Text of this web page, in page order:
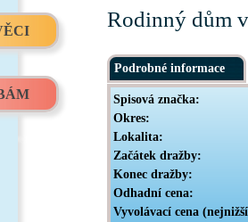
Rodinný dům
Podrobné informace
Spisová značka:
Okres:
Lokalita:
Začátek dražby:
Konec dražby:
Odhadní cena:
Vyvolávací cena